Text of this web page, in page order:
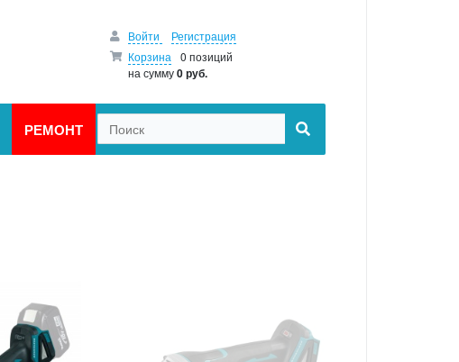
Войти
Регистрация
Корзина
0 позиций
на сумму0 руб.
РЕМОНТ